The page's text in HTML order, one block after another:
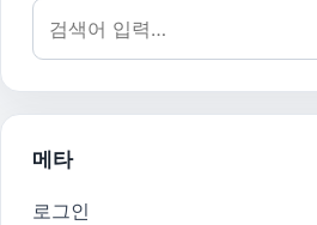
검색어:
메타
로그인